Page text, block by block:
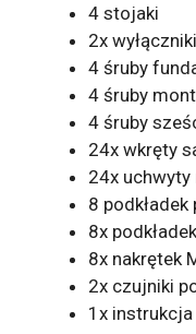
4 stojaki
2x
4 śruby
4 śruby
4 śruby
24x wkręty
24x
8 podkładek
8x
8x nakrętek
2x czujniki
1x instrukcja